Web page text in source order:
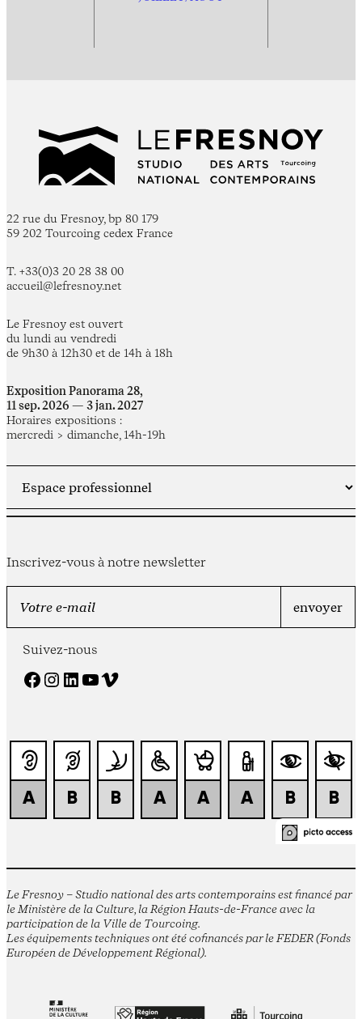
22 rue du Fresnoy, bp 80 179
59 202 Tourcoing cedex France
T. +33(0)3 20 28 38 00
accueil@lefresnoy.net
Le Fresnoy est ouvert
du lundi au vendredi
de 9h30 à 12h30 et de 14h à 18h
Exposition Panorama 28,
11 sep. 2026 — 3 jan. 2027
Horaires expositions :
mercredi > dimanche, 14h-19h
Inscrivez-vous à notre newsletter
Suivez-nous
Facebook Instagram LinkedIn YouTube Vimeo
Le Fresnoy – Studio national des arts contemporains est financé par
le Ministère de la Culture, la Région Hauts-de-France avec la
participation de la Ville de Tourcoing.
Les équipements techniques ont été cofinancés par le FEDER (Fonds
Européen de Développement Régional).